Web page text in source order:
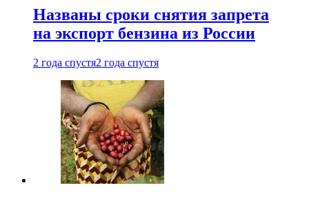
Названы сроки снятия запрета
на экспорт бензина из России
2 года спустя2 года спустя